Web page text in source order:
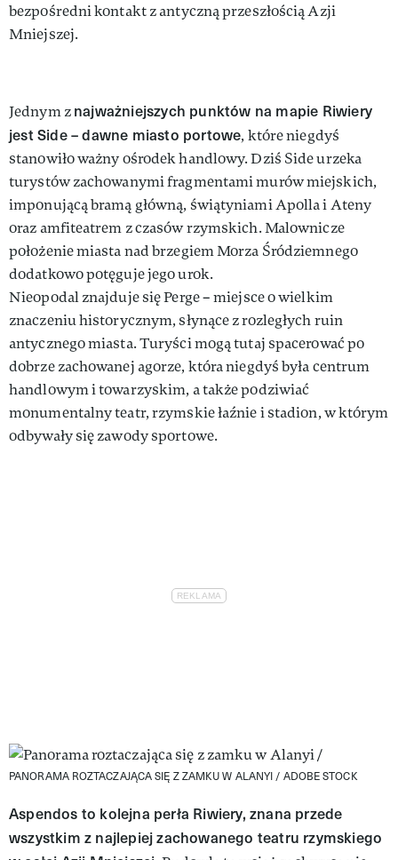
bezpośredni kontakt z antyczną przeszłością Azji
Mniejszej.
Jednym znajważniejszych punktów na mapie Riwiery
jest Side – dawne miasto portowe, które niegdyś
stanowiło ważny ośrodek handlowy. Dziś Side urzeka
turystów zachowanymi fragmentami murów miejskich,
imponującą bramą główną, świątyniami Apolla i Ateny
oraz amfiteatrem z czasów rzymskich. Malownicze
położenie miasta nad brzegiem Morza Śródziemnego
dodatkowo potęguje jego urok.
Nieopodal znajduje się Perge – miejsce o wielkim
znaczeniu historycznym, słynące z rozległych ruin
antycznego miasta. Turyści mogą tutaj spacerować po
dobrze zachowanej agorze, która niegdyś była centrum
handlowym i towarzyskim, a także podziwiać
monumentalny teatr, rzymskie łaźnie i stadion, w którym
odbywały się zawody sportowe.
PANORAMA ROZTACZAJĄCA SIĘ Z ZAMKU W ALANYI / ADOBE STOCK
Aspendos to kolejna perła Riwiery, znana przede
wszystkim z najlepiej zachowanego teatru rzymskiego